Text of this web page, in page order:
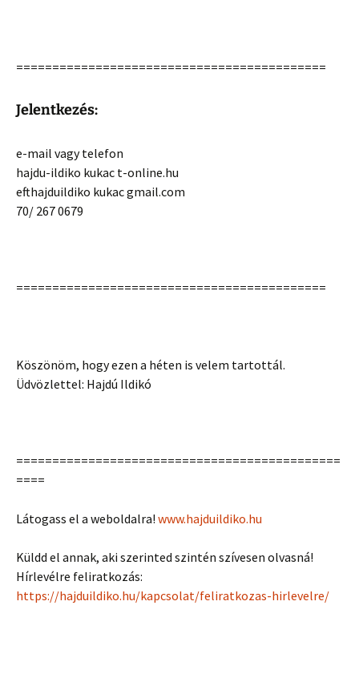
===========================================
Jelentkezés:
e-mail vagy telefon
hajdu-ildiko kukac t-online.hu
efthajduildiko kukac gmail.com
70/ 267 0679
===========================================
Köszönöm, hogy ezen a héten is velem tartottál.
Üdvözlettel: Hajdú Ildikó
=============================================
====
Látogass el a weboldalra! www.hajduildiko.hu
Küldd el annak, aki szerinted szintén szívesen olvasná!
Hírlevélre feliratkozás:
https://hajduildiko.hu/kapcsolat/feliratkozas-hirlevelre/